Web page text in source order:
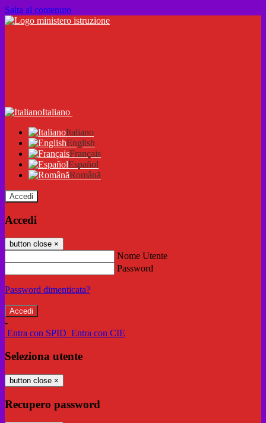
Salta al contenuto
Italiano
Italiano
English
Français
Español
Română
Accedi
Accedi
button close ×
Nome Utente
Password
Password dimenticata?
-
Entra con SPID Entra con CIE
Seleziona utente
button close ×
Recupero password